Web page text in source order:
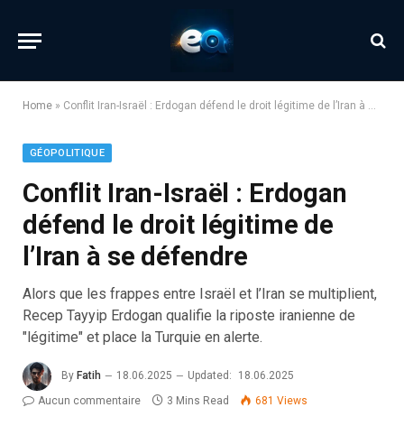
Home » Conflit Iran-Israël : Erdogan défend le droit légitime de l’Iran à se défendre
GÉOPOLITIQUE
Conflit Iran-Israël : Erdogan
défend le droit légitime de
l’Iran à se défendre
Alors que les frappes entre Israël et l’Iran se multiplient,
Recep Tayyip Erdogan qualifie la riposte iranienne de
"légitime" et place la Turquie en alerte.
By Fatih 18.06.2025 Updated:
18.06.2025
Aucun commentaire
3 Mins Read 681 Views